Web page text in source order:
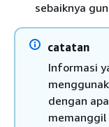
sebaiknya
catatan
Informasi
dengan
memanggil